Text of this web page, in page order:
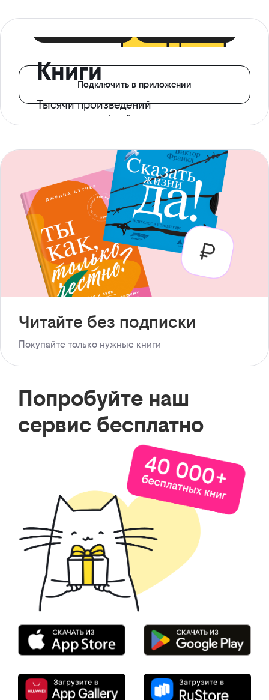
Книги
Тысячи произведений
с доступом офлайн
Подключить в приложении
Читайте без подписки
Покупайте только нужные книги
Попробуйте наш
сервис бесплатно